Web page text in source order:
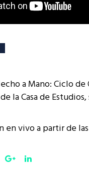
a Mano: Ciclo
la Casa de
en vivo a partir de